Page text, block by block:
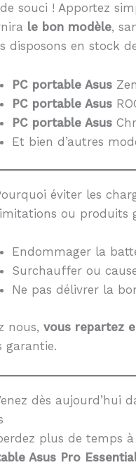
de souci ! Apportez
le bon modèle,
disposons en stock
PC portable Asus
PC portable Asus
PC portable Asus
Et bien d’autres
éviter les
ou produits
Endommager la
Surchauffer ou
Ne pas délivrer la
nous,vous repartez
garantie.
dès aujourd’hui
plus de temps
Asus Pro